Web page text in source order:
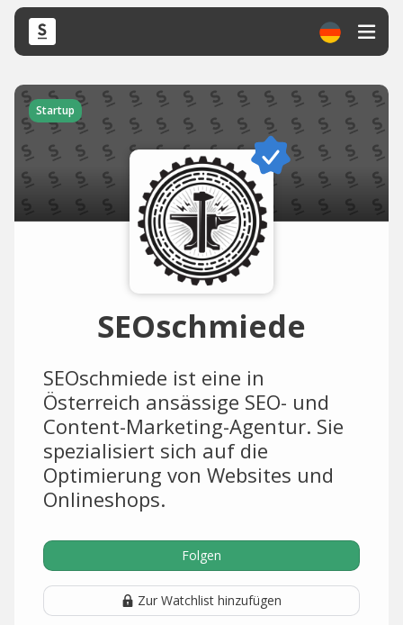
Startup
SEOschmiede
SEOschmiede ist eine in
Österreich ansässige SEO- und
Content-Marketing-Agentur. Sie
spezialisiert sich auf die
Optimierung von Websites und
Onlineshops.
Folgen
Zur Watchlist hinzufügen